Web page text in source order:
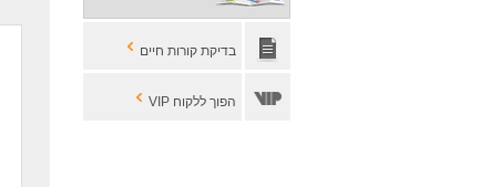
בדיקת קורות חיים
הפוך ללקוח VIP